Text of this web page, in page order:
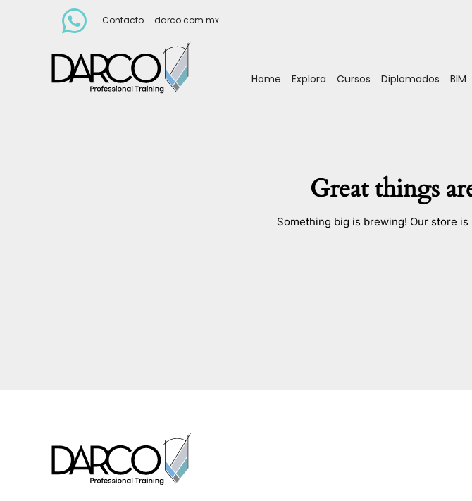
Contacto darco.com.mx
Home Explora Cursos Diplomados BIM
Great things
Something big is brewing! Our store